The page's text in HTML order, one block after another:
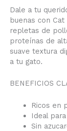
Dale a tu
buenas con
repletas de
proteínas de
suave textura
a tu gato.
BENEFICIOS
Ricos en
Ideal
Sin